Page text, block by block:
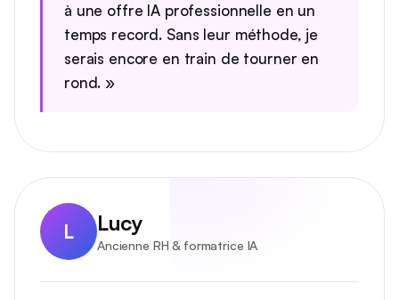
à une offre IA professionnelle en un
temps record. Sans leur méthode, je
serais encore en train de tourner en
rond. »
L Lucy
Ancienne RH & formatrice IA